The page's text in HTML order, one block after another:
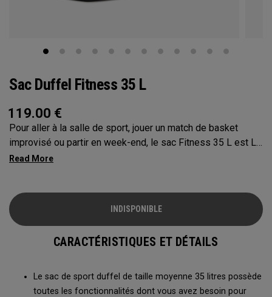
Sac Duffel Fitness 35 L
119.00 €
Pour aller à la salle de sport, jouer un match de basket
improvisé ou partir en week-end, le sac Fitness 35 L est LE
sac multifonction indispensable. Chacune de ses
situation grâce à sa conception sophistiquée. Avec le Tech
Vault, le tapis de change escamotable, ses multiples
méthodes de transport et un système de ventilation, ce sac
duffel est prêt à tout.
INDISPONIBLE
CARACTÉRISTIQUES ET DÉTAILS
Le sac de sport duffel de taille moyenne 35 litres possède
toutes les fonctionnalités dont vous avez besoin pour